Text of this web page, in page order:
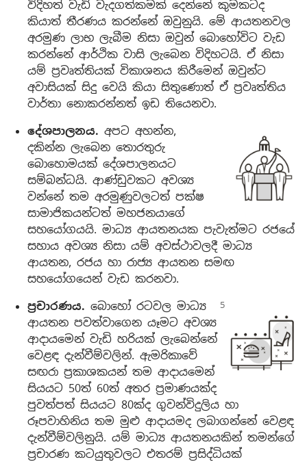
විදිහත් වැඩි වැදගත්කමක් දෙන්නේ කුමකටද
කියාත් තීරණය කරන්නේ ඔවුනුයි. මේ ආයතනවල
අරමුණ ලාභ ලැබීම නිසා ඔවුන් බොහෝවිට වැඩ
කරන්නේ ආර්ථික වාසි ලැබෙන විදිහටයි. ඒ නිසා
යම් ප්‍රවෘත්තියක් විකාශනය කිරීමෙන් ඔවුන්ට
අවාසියක් සිදු වෙයි කියා සිතුණොත් ඒ ප්‍රවෘත්තිය
වාර්තා නොකරන්නත් ඉඩ තියෙනවා.
දේශපාලනය. අපට අහන්න,
දකින්න ලැබෙන තොරතුරු
බොහොමයක් දේශපාලනයට
සම්බන්ධයි. ආණ්ඩුවකට අවශ්‍ය
වන්නේ තම අරමුණුවලටත් පක්ෂ
සාමාජිකයන්ටත් මහජනයාගේ
සහයෝගයයි. මාධ්‍ය ආයතනයක පැවැත්මට රජයේ
සහාය අවශ්‍ය නිසා යම් අවස්ථාවලදී මාධ්‍ය
ආයතන, රජය හා රාජ්‍ය ආයතන සමඟ
සහයෝගයෙන් වැඩ කරනවා.
ප්‍රචාරණය. බොහෝ රටවල මාධ්‍ය
ආයතන පවත්වාගෙන යෑමට අවශ්‍ය
ආදායමෙන් වැඩි හරියක් ලැබෙන්නේ
වෙළඳ දැන්වීම්වලින්. ඇමරිකාවේ
සඟරා ප්‍රකාශකයන් තම ආදායමෙන්
සියයට 50ත් 60ත් අතර ප්‍රමාණයක්ද
පුවත්පත් සියයට 80ක්ද ගුවන්විදුලිය හා
රූපවාහිනිය තම මුළු ආදායමද ලබාගන්නේ වෙළඳ
දැන්වීම්වලිනුයි. යම් මාධ්‍ය ආයතනයකින් තමන්ගේ
ප්‍රචාරණ කටයුතුවලට එතරම් ප්‍රසිද්ධියක්